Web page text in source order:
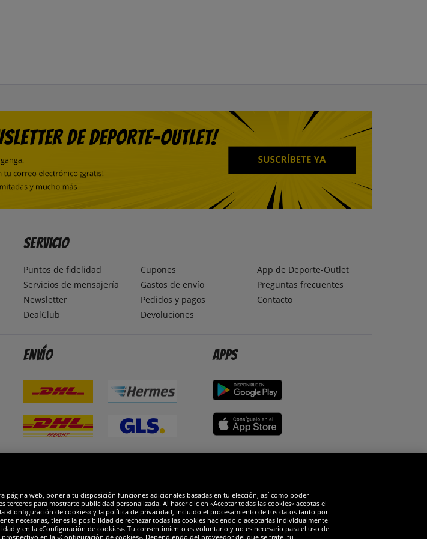
Servicio
Puntos de fidelidad
Servicios de mensajería
Newsletter
DealClub
Cupones
Gastos de envío
Pedidos y pagos
Devoluciones
App de Deporte-Outlet
Preguntas frecuentes
Contacto
Envío Apps
web, poner a tu disposición funciones adicionales basadas en tu elección, así como poder
para mostrarte publicidad personalizada. Al hacer clic en «Aceptar todas las cookies» aceptas el
de cookies» y la política de privacidad, incluido el procesamiento de tus datos tanto por
necesarias, tienes la posibilidad de rechazar todas las cookies haciendo o aceptarlas individualmente
y en la «Configuración de cookies». Tu consentimiento es voluntario y no es necesario para el uso de
en la «Configuración de cookies». Dependiendo del proveedor del que se trate, tu